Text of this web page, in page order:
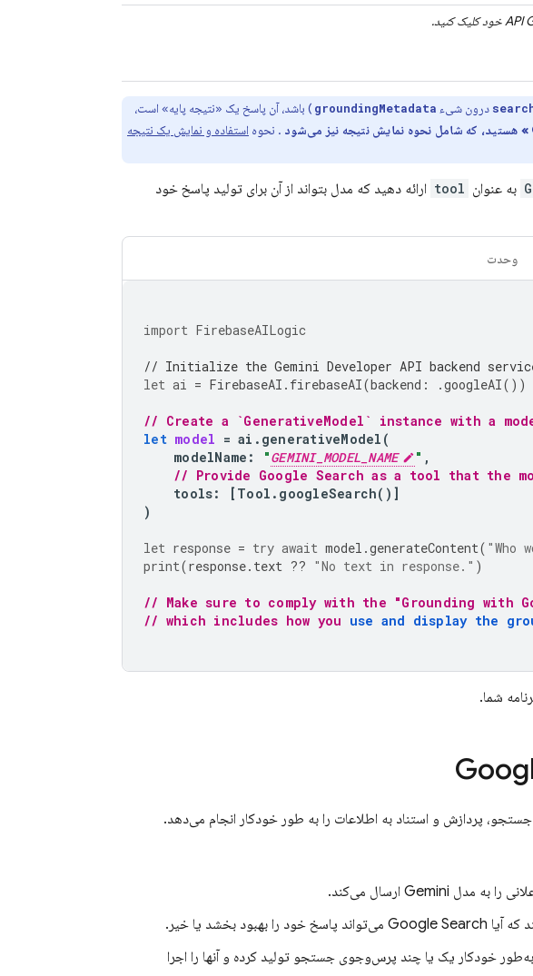
APIخود کلیک کنید.
درون شیء groundingMetadata ) باشد، آن پاسخ یک «نتیجه پایه» است،
» هستید، که شامل نحوه نمایش نتیجه نیز می‌شود . نحوه استفاده و نمایش یک نتیجه
به عنوان tool ارائه دهید که مدل بتواند از آن برای تولید پاسخ خود
وحدت
import FirebaseAILogic
// Initialize the Gemini Developer API backend
let ai = FirebaseAI . firebaseAI(backend : .googleAI())
// Create a `GenerativeModel` instance with a
let model = ai . generativeModel (
modelName : "GEMINI_MODEL_NAME " ,
// Provide Google Search as a tool that the
tools: [ Tool . googleSearch()]
)
let response = try await model .generateContent( "Who
print(response. text ?? "No text in response." )
// Make sure to comply with the "Grounding with
// which includes how you use and display the
شما.
پردازش و استناد به اطلاعات را به طور خودکار انجام می‌دهد.
را به مدل Gemini ارسال می‌کند.
که آیا Google Search می‌تواند پاسخ خود را بهبود بخشد یا خیر.
خودکار یک یا چند پرس‌وجوی جستجو تولید کرده و آنها را اجرا